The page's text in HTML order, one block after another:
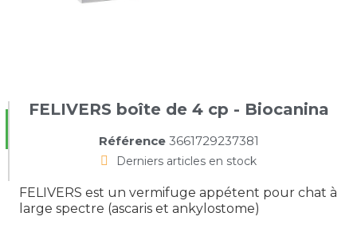
FELIVERS boîte de 4 cp - Biocanina
Référence 3661729237381
Derniers articles en stock
FELIVERS est un vermifuge appétent pour chat à
large spectre (ascaris et ankylostome)